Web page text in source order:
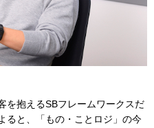
を抱えるSBフレームワークスだ
ると、「もの・ことロジ」の今